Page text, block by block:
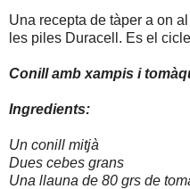
Una recepta de tàper a on
les piles Duracell. Es el
Conill amb xampis i
Ingredients:
Un conill mitjà
Dues cebes grans
Una llauna de 80 grs de